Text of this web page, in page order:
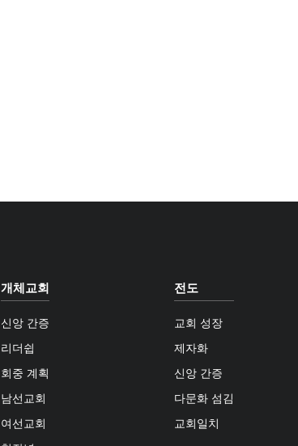
개체교회
신앙 간증
리더쉽
회중 계획
남선교회
여선교회
전도
교회 성장
제자화
신앙 간증
다문화 섬김
교회일치